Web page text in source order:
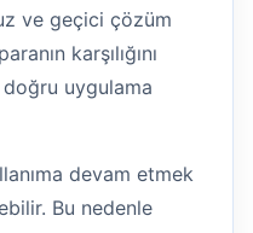
ve geçici çözüm
karşılığını
uygulama
devam etmek
Bu nedenle